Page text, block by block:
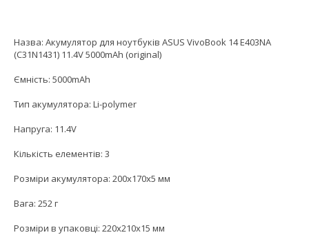
Назва: Акумулятор для ноутбуків ASUS VivoBook 14 E403NA
(C31N1431) 11.4V 5000mAh (original)
Ємність: 5000mAh
Тип акумулятора: Li-polymer
Напруга: 11.4V
Кількість елементів: 3
Розміри акумулятора: 200x170x5 мм
Вага: 252 г
Розміри в упаковці: 220x210x15 мм